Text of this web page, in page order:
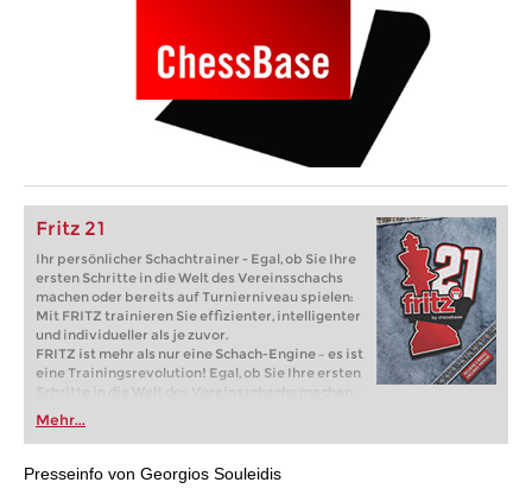
Fritz 21
Ihr persönlicher Schachtrainer - Egal, ob Sie Ihre
ersten Schritte in die Welt des Vereinsschachs
machen oder bereits auf Turnierniveau spielen:
Mit FRITZ trainieren Sie effizienter, intelligenter
und individueller als je zuvor.
FRITZ ist mehr als nur eine Schach-Engine – es ist
eine Trainingsrevolution! Egal, ob Sie Ihre ersten
Schritte in die Welt des Vereinsschachs machen
oder bereits auf Turnierniveau spielen: Mit
FRITZ trainieren Sie effizienter, intelligenter und
individueller als je zuvor.
Mehr...
Presseinfo von Georgios Souleidis